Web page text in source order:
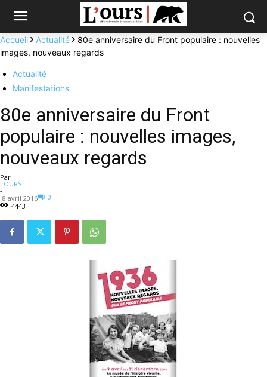
Accueil Actualité
80e anniversaire du Front populaire : nouvelles
images, nouveaux regards
Actualité
Manifestations
80e anniversaire du Front
populaire : nouvelles images,
nouveaux regards
Par
LOURS
-
8 avril 2016
0
4443